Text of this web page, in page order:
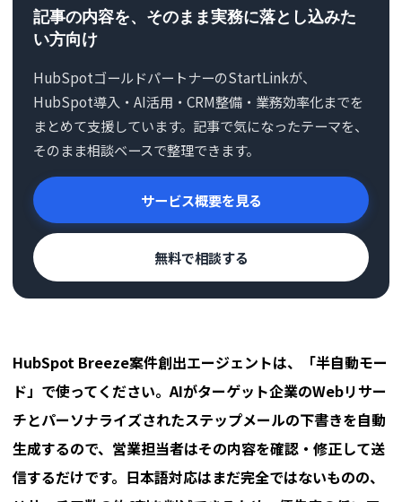
記事の内容を、そのまま実務に落とし込みた
い方向け
HubSpotゴールドパートナーのStartLinkが、
HubSpot導入・AI活用・CRM整備・業務効率化までを
まとめて支援しています。記事で気になったテーマを、
そのまま相談ベースで整理できます。
サービス概要を見る
無料で相談する
HubSpot Breeze案件創出エージェントは、「半自動モー
ド」で使ってください。AIがターゲット企業のWebリサー
チとパーソナライズされたステップメールの下書きを自動
生成するので、営業担当者はその内容を確認・修正して送
信するだけです。日本語対応はまだ完全ではないものの、